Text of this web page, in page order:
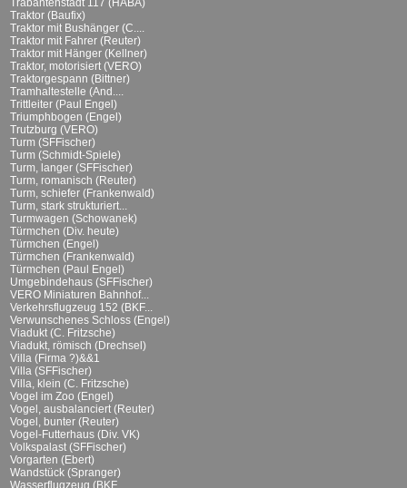
Trabantenstadt 117 (HABA)
Traktor (Baufix)
Traktor mit Bushänger (C....
Traktor mit Fahrer (Reuter)
Traktor mit Hänger (Kellner)
Traktor, motorisiert (VERO)
Traktorgespann (Bittner)
Tramhaltestelle (And....
Trittleiter (Paul Engel)
Triumphbogen (Engel)
Trutzburg (VERO)
Turm (SFFischer)
Turm (Schmidt-Spiele)
Turm, langer (SFFischer)
Turm, romanisch (Reuter)
Turm, schiefer (Frankenwald)
Turm, stark strukturiert...
Turmwagen (Schowanek)
Türmchen (Div. heute)
Türmchen (Engel)
Türmchen (Frankenwald)
Türmchen (Paul Engel)
Umgebindehaus (SFFischer)
VERO Miniaturen Bahnhof...
Verkehrsflugzeug 152 (BKF...
Verwunschenes Schloss (Engel)
Viadukt (C. Fritzsche)
Viadukt, römisch (Drechsel)
Villa (Firma ?)&&1
Villa (SFFischer)
Villa, klein (C. Fritzsche)
Vogel im Zoo (Engel)
Vogel, ausbalanciert (Reuter)
Vogel, bunter (Reuter)
Vogel-Futterhaus (Div. VK)
Volkspalast (SFFischer)
Vorgarten (Ebert)
Wandstück (Spranger)
Wasserflugzeug (BKF